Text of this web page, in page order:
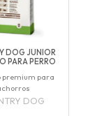
DOG JUNIOR
PARA PERRO
premium para
DOG